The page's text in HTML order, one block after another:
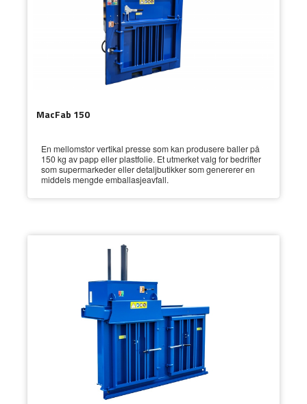
MacFab 150
En mellomstor vertikal presse som kan produsere baller på
150 kg av papp eller plastfolie. Et utmerket valg for bedrifter
som supermarkeder eller detaljbutikker som genererer en
middels mengde emballasjeavfall.